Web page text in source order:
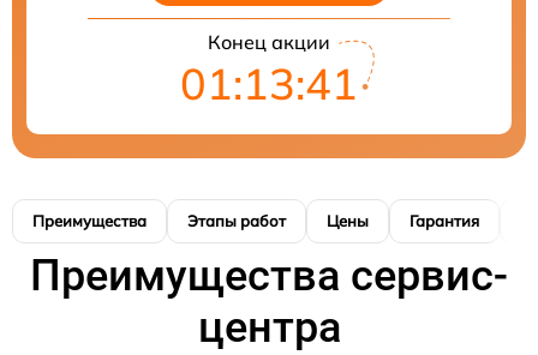
Конец акции
01:13:41
Преимущества Этапы работ Цены Гарантия
Преимущества сервис-
центра